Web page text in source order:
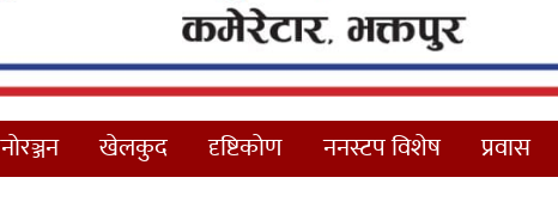
खेलकुद दृष्टिकोण ननस्टप विशेष प्रवास